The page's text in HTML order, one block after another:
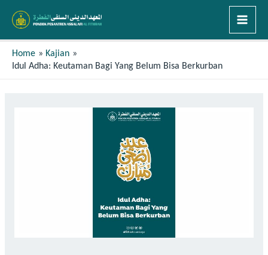
Home
Kajian
Idul Adha: Keutaman Bagi Yang Belum Bisa Berkurban